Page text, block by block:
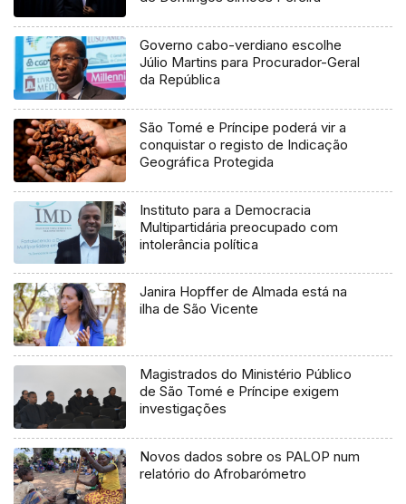
Governo cabo-verdiano escolhe
Júlio Martins para Procurador-Geral
da República
São Tomé e Príncipe poderá vir a
conquistar o registo de Indicação
Geográfica Protegida
Instituto para a Democracia
Multipartidária preocupado com
intolerância política
Janira Hopffer de Almada está na
ilha de São Vicente
Magistrados do Ministério Público
de São Tomé e Príncipe exigem
investigações
Novos dados sobre os PALOP num
relatório do Afrobarómetro